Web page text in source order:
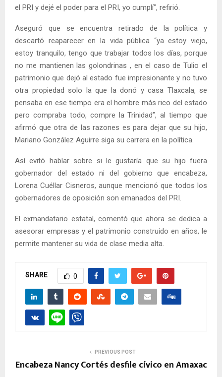
el PRI y dejé el poder para el PRI, yo cumplí”, refirió.
Aseguró que se encuentra retirado de la política y
descartó reaparecer en la vida pública “ya estoy viejo,
estoy tranquilo, tengo que trabajar todos los días, porque
no me mantienen las golondrinas , en el caso de Tulio el
patrimonio que dejó al estado fue impresionante y no tuvo
otra propiedad solo la que la donó y casa Tlaxcala, se
pensaba en ese tiempo era el hombre más rico del estado
pero compraba todo, compre la Trinidad”, al tiempo que
afirmó que otra de las razones es para dejar que su hijo,
Mariano González Aguirre siga su carrera en la política.
Así evitó hablar sobre si le gustaría que su hijo fuera
gobernador del estado ni del gobierno que encabeza,
Lorena Cuéllar Cisneros, aunque mencionó que todos los
gobernadores de oposición son emanados del PRI.
El exmandatario estatal, comentó que ahora se dedica a
asesorar empresas y el patrimonio construido en años, le
permite mantener su vida de clase media alta.
SHARE 0
PREVIOUS POST
Encabeza Nancy Cortés desfile cívico en Amaxac